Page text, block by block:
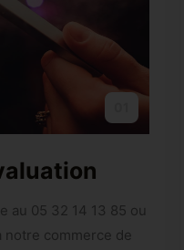
au 05 32 14 13 85 ou
commerce de